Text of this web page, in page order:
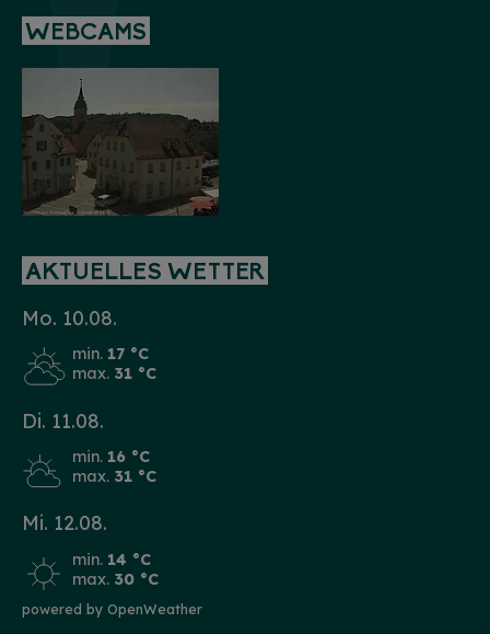
WEBCAMS
AKTUELLES WETTER
Mo. 10.08.
min. 17 °C
max. 31 °C
Di. 11.08.
min. 16 °C
max. 31 °C
Mi. 12.08.
min. 14 °C
max. 30 °C
powered by OpenWeather